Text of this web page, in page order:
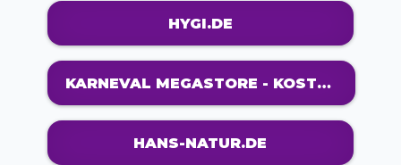
HYGI.DE
KARNEVAL MEGASTORE - KOSTÜM SHOP FÜR FASCHING UND HALLOWEEN
HANS-NATUR.DE